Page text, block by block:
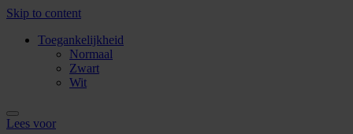
Skip to content
Toegankelijkheid
Normaal
Zwart
Wit
Lees voor